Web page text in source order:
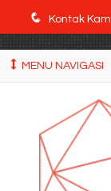
q Kontak
MENU NAVIGASI